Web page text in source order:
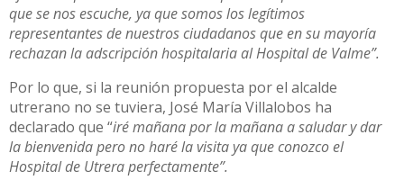
que se nos escuche, ya que somos los legítimos
representantes de nuestros ciudadanos que en su mayoría
rechazan la adscripción hospitalaria al Hospital de Valme”.
Por lo que, si la reunión propuesta por el alcalde
utrerano no se tuviera, José María Villalobos ha
declarado que “iré mañana por la mañana a saludar y dar
la bienvenida pero no haré la visita ya que conozco el
Hospital de Utrera perfectamente”.